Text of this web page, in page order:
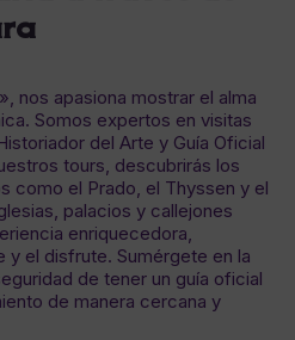
nos apasiona mostrar el alma
Somos expertos en visitas
del Arte y Guía Oficial
tours, descubrirás los
como el Prado, el Thyssen y el
palacios y callejones
enriquecedora,
y el disfrute. Sumérgete en la
de tener un guía oficial
de manera cercana y